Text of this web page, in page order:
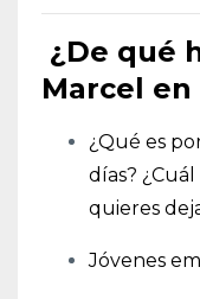
¿De qué
Marcel en
¿Qué es
días?
quieres
Jóvenes